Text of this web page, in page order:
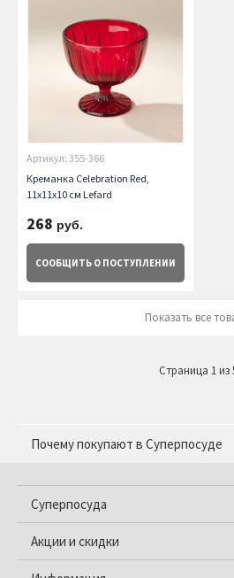
Артикул: 355-366
Креманка Celebration Red,
11х11х10 см Lefard
268 руб.
СООБЩИТЬ О ПОСТУПЛЕНИИ
Показать все
Страница 1 из
Почему покупают в Суперпосуде
Суперпосуда
Акции и скидки